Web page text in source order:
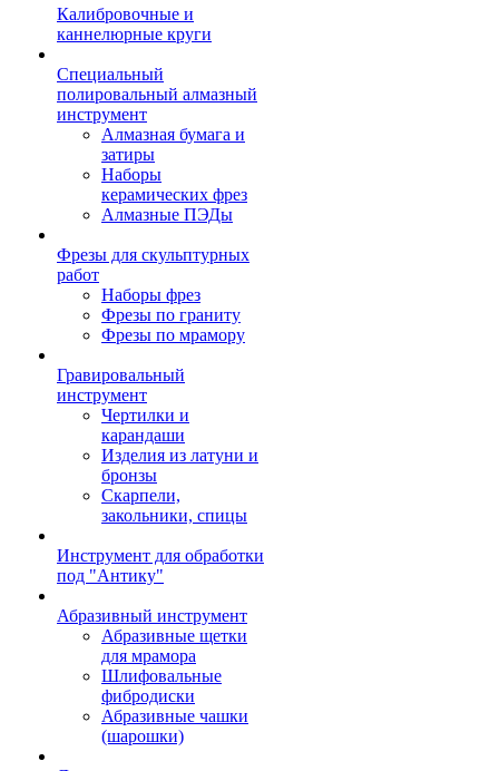
Калибровочные и
каннелюрные круги
Специальный
полировальный алмазный
инструмент
Алмазная бумага и
затиры
Наборы
керамических фрез
Алмазные ПЭДы
Фрезы для скульптурных
работ
Наборы фрез
Фрезы по граниту
Фрезы по мрамору
Гравировальный
инструмент
Чертилки и
карандаши
Изделия из латуни и
бронзы
Скарпели,
закольники, спицы
Инструмент для обработки
под "Антику"
Абразивный инструмент
Абразивные щетки
для мрамора
Шлифовальные
фибродиски
Абразивные чашки
(шарошки)